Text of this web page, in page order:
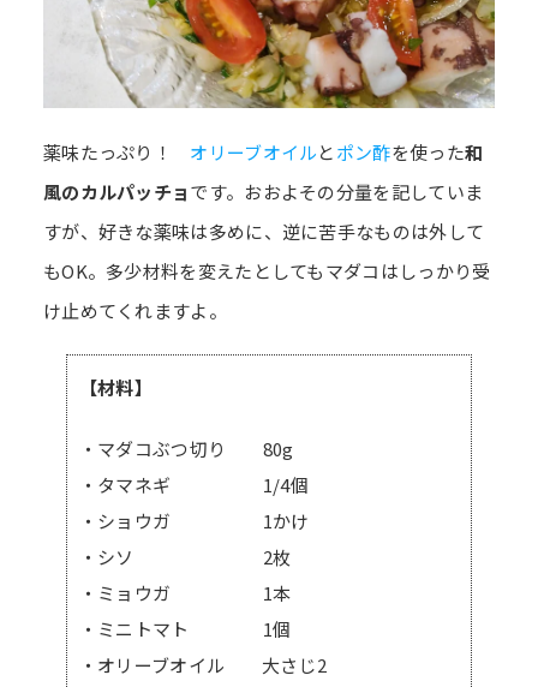
薬味たっぷり！ オリーブオイルとポン酢を使った和
風のカルパッチョです。おおよその分量を記していま
すが、好きな薬味は多めに、逆に苦手なものは外して
もOK。多少材料を変えたとしてもマダコはしっかり受
け止めてくれますよ。
【材料】
・マダコぶつ切り 80g
・タマネギ 1/4個
・ショウガ 1かけ
・シソ 2枚
・ミョウガ 1本
・ミニトマト 1個
・オリーブオイル 大さじ2